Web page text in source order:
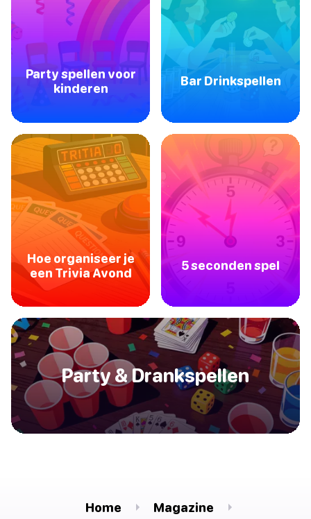
Party spellen voor
kinderen
Bar Drinkspellen
Hoe organiseer je
een Trivia Avond
5 seconden spel
Party & Drankspellen
Home
Magazine